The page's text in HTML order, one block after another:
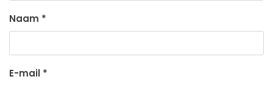
Naam *
E-mail *